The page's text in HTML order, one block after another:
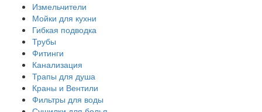
Измельчители
Мойки для кухни
Гибкая подводка
Трубы
Фитинги
Канализация
Трапы для душа
Краны и Вентили
Фильтры для воды